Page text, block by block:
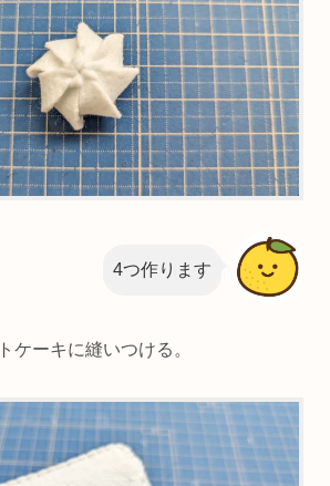
4つ作ります
ケーキに縫いつける。